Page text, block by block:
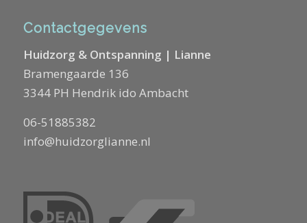
Contactgegevens
Huidzorg & Ontspanning | Lianne
Bramengaarde 136
3344 PH Hendrik ido Ambacht
06-51885382
info@huidzorglianne.nl